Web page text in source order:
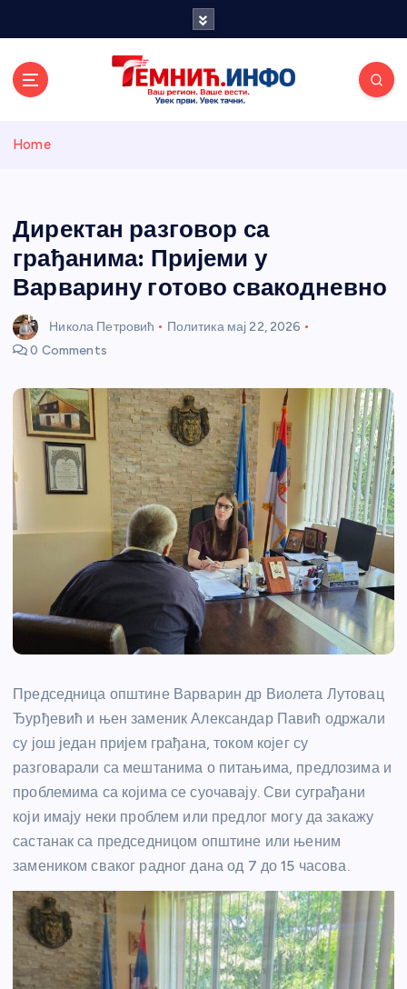
и портал
Home
Директан разговор са
грађанима: Пријеми у
Варварину готово свакодневно
Никола Петровић Политика мај 22, 2026
0 Comments
Председница општине Варварин др Виолета Лутовац
Ђурђевић и њен заменик Александар Павић одржали
су још један пријем грађана, током којег су
разговарали са мештанима о питањима, предлозима и
проблемима са којима се суочавају. Сви суграђани
који имају неки проблем или предлог могу да закажу
састанак са председницом општине или њеним
замеником сваког радног дана од 7 до 15 часова.